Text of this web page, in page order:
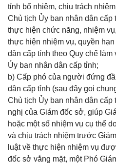
tỉnh bổ nhiệm, chịu trách
Chủ tịch Ủy ban nhân dân
thực hiện chức năng, nhiệm
thực hiện nhiệm vụ, quyền
dân cấp tỉnh theo Quy chế làm
Ủy ban nhân dân cấp tỉnh;
b) Cấp phó của người đứng
dân cấp tỉnh (sau đây gọi
Chủ tịch Ủy ban nhân dân cấp
nghị của Giám đốc sở, giúp
hoặc một số nhiệm vụ cụ thể
và chịu trách nhiệm trước
luật về thực hiện nhiệm vụ
đốc sở vắng mặt, một Phó